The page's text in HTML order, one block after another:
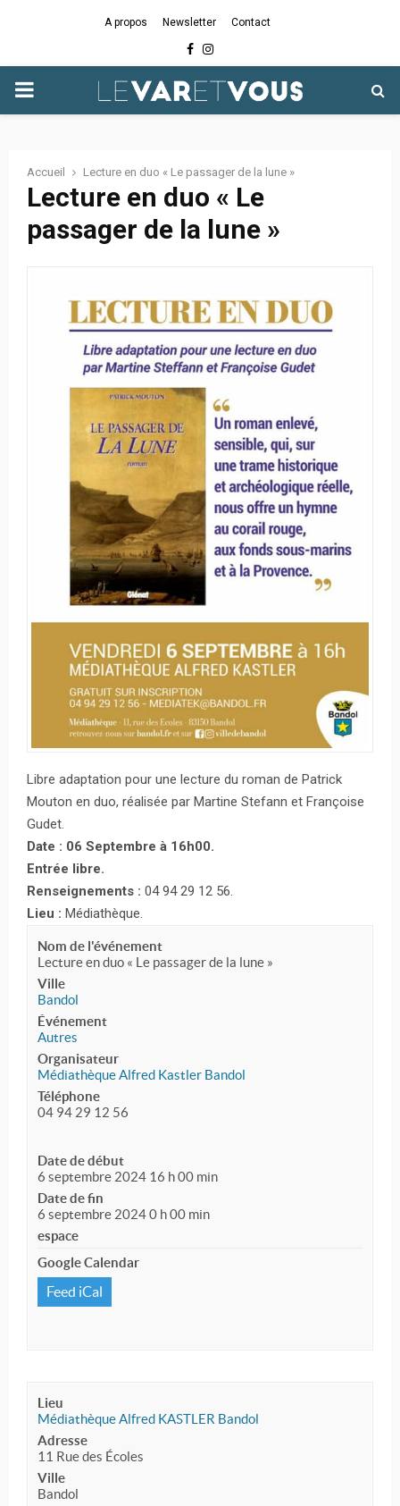
A propos Newsletter Contact
Facebook
Instagram
PRIMARY
Accueil Lecture en duo « Le passager de la lune »
Lecture en duo « Le
passager de la lune »
Libre adaptation pour une lecture du roman de Patrick
Mouton en duo, réalisée par Martine Stefann et Françoise
Gudet.
Date : 06 Septembre à 16h00.
Entrée libre.
Renseignements : 04 94 29 12 56.
Lieu : Médiathèque.
Nom de l'événement
Lecture en duo « Le passager de la lune »
Ville
Bandol
Événement
Autres
Organisateur
Médiathèque Alfred Kastler Bandol
Téléphone
04 94 29 12 56
Date de début
6 septembre 2024 16 h 00 min
Date de fin
6 septembre 2024 0 h 00 min
espace
Google Calendar
Feed iCal
Lieu
Médiathèque Alfred KASTLER Bandol
Adresse
11 Rue des Écoles
Ville
Bandol